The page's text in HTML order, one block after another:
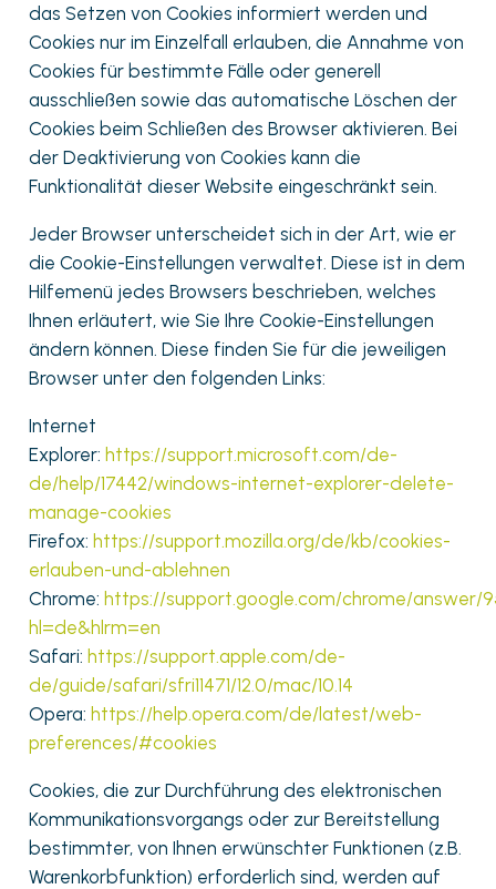
das Setzen von Cookies informiert werden und
Cookies nur im Einzelfall erlauben, die Annahme von
Cookies für bestimmte Fälle oder generell
ausschließen sowie das automatische Löschen der
Cookies beim Schließen des Browser aktivieren. Bei
der Deaktivierung von Cookies kann die
Funktionalität dieser Website eingeschränkt sein.
Jeder Browser unterscheidet sich in der Art, wie er
die Cookie-Einstellungen verwaltet. Diese ist in dem
Hilfemenü jedes Browsers beschrieben, welches
Ihnen erläutert, wie Sie Ihre Cookie-Einstellungen
ändern können. Diese finden Sie für die jeweiligen
Browser unter den folgenden Links:
Internet
Explorer: https://support.microsoft.com/de-
de/help/17442/windows-internet-explorer-delete-
manage-cookies
Firefox: https://support.mozilla.org/de/kb/cookies-
erlauben-und-ablehnen
Chrome: https://support.google.com/chrome/answer/
hl=de&hlrm=en
Safari: https://support.apple.com/de-
de/guide/safari/sfri11471/12.0/mac/10.14
Opera: https://help.opera.com/de/latest/web-
preferences/#cookies
Cookies, die zur Durchführung des elektronischen
Kommunikationsvorgangs oder zur Bereitstellung
bestimmter, von Ihnen erwünschter Funktionen (z.B.
Warenkorbfunktion) erforderlich sind, werden auf